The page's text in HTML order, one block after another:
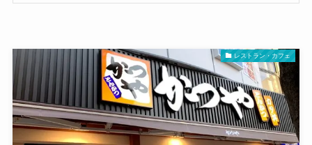
レストラン・カフェ